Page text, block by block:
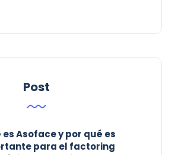
Post
es Asoface y por qué es
para el factoring